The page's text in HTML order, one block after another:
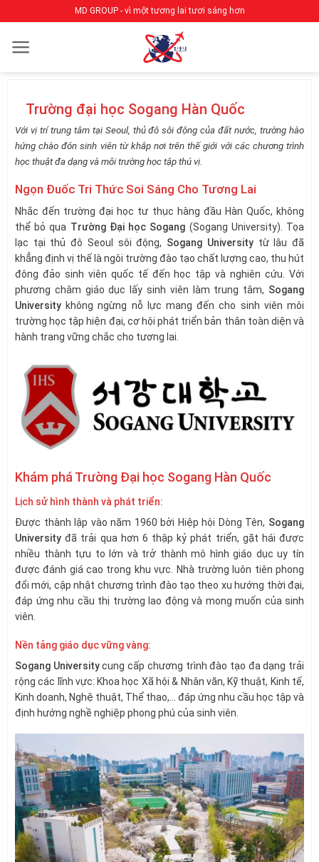
qua
nội
MD GROUP - vì một tương lai tươi sáng hơn
Trường đại học Sogang Hàn Quốc
Với vị trí trung tâm tại Seoul, thủ đô sôi động của đất nước, trường hào
hứng chào đón sinh viên từ khắp nơi trên thế giới với các chương trình
học thuật đa dạng và môi trường học tập thú vị.
Ngọn Đuốc Tri Thức Soi Sáng Cho Tương Lai
Nhắc đến trường đại học tư thục hàng đầu Hàn Quốc, không
thể bỏ qua Trường Đại học Sogang (Sogang University). Tọa
lạc tại thủ đô Seoul sôi động, Sogang Universitytừ lâu đã
khẳng định vị thế là ngôi trường đào tạo chất lượng cao, thu hút
đông đảo sinh viên quốc tế đến học tập và nghiên cứu. Với
phương châm giáo dục lấy sinh viên làm trung tâm, Sogang
University không ngừng nỗ lực mang đến cho sinh viên môi
trường học tập hiện đại, cơ hội phát triển bản thân toàn diện và
hành trang vững chắc cho tương lai.
Khám phá Trường Đại học Sogang Hàn Quốc
Lịch sử hình thành và phát triển:
Được thành lập vào năm 1960 bởi Hiệp hội Dòng Tên, Sogang
University đã trải qua hơn 6 thập kỷ phát triển, gặt hái được
nhiều thành tựu to lớn và trở thành mô hình giáo dục uy tín
được đánh giá cao trong khu vực. Nhà trường luôn tiên phong
đổi mới, cập nhật chương trình đào tạo theo xu hướng thời đại,
đáp ứng nhu cầu thị trường lao động và mong muốn của sinh
viên.
Nền tảng giáo dục vững vàng:
Sogang Universitycung cấp chương trình đào tạo đa dạng trải
rộng các lĩnh vực: Khoa học Xã hội & Nhân văn, Kỹ thuật, Kinh tế,
Kinh doanh, Nghệ thuật, Thể thao,… đáp ứng nhu cầu học tập và
định hướng nghề nghiệp phong phú của sinh viên.